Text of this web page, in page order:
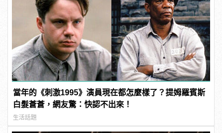
當年的《刺激1995》演員現在都怎麼樣了？提姆羅賓斯
白髮蒼蒼，網友驚：快認不出來！
生活話題